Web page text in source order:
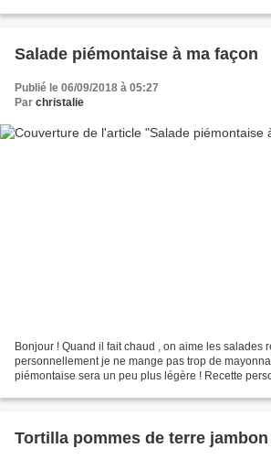
Salade piémontaise à ma façon
Publié le 06/09/2018 à 05:27
Par christalie
Bonjour ! Quand il fait chaud , on aime les salades
personnellement je ne mange pas trop de
piémontaise sera un peu plus légère ! Recette
Tortilla pommes de terre